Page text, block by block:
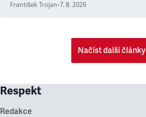
František Trojan•7. 8. 2026
Načíst další články
Respekt
Redakce